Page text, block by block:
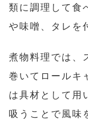
類に調理して食
や味噌、タレを
煮物料理では、
巻いてロールキ
は具材として用
吸うことで風味